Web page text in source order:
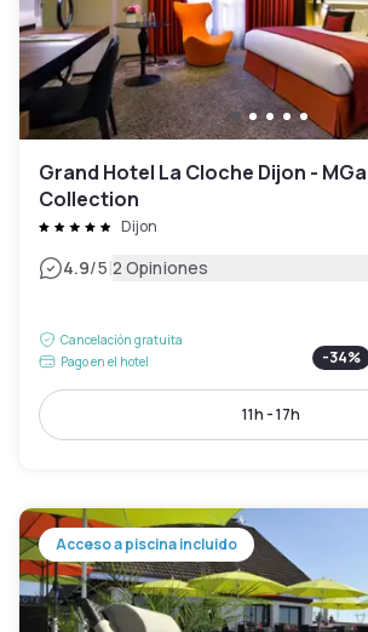
Grand Hotel La Cloche Dijon -
Collection
Dijon
4.9/5|2 Opiniones
Cancelación gratuita
Pago en el hotel
-34%
11h - 17h
Acceso a piscina incluido